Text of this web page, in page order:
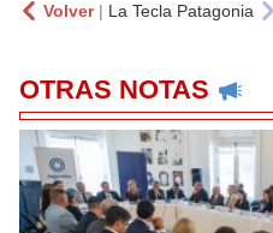
Volver| La Tecla Patagonia
OTRAS NOTAS